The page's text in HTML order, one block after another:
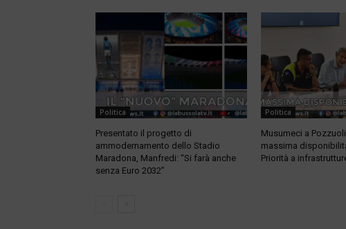
Politica
Presentato il progetto di
ammodernamento dello Stadio
Maradona, Manfredi: “Si farà anche
senza Euro 2032”
Politica
Musumeci a
massima
Priorità a